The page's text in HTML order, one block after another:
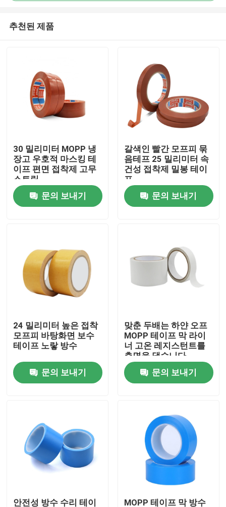
우리에 대하여
품질 관리
연락주세요
봅프 접착 테이프
크라프트 지 접착 테이프
PET 접착 테이프
추천된 제품
30 밀리미터 MOPP 냉
장고 우호적 마스킹 테
이프 편면 접착제 고무
스트립
문의 보내기
갈색인 빨간 모프피 묶
음테프 25 밀리미터 속
건성 접착제 밀봉 테이
프
문의 보내기
24 밀리미터 높은 접착
모프피 바탕화면 보수
테이프 노랗 방수
문의 보내기
맞춘 두배는 하얀 오프
MOPP 테이프 막 라이
너 고온 레지스턴트를
측면을 댔습니다
문의 보내기
안전성 방수 수리 테이 MOPP 테이프 막 방수